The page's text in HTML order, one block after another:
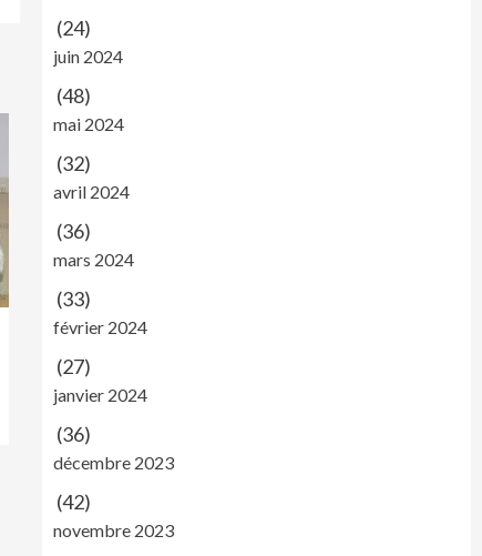
(24)
juin 2024
(48)
mai 2024
(32)
avril 2024
(36)
mars 2024
(33)
février 2024
(27)
janvier 2024
(36)
décembre 2023
(42)
novembre 2023